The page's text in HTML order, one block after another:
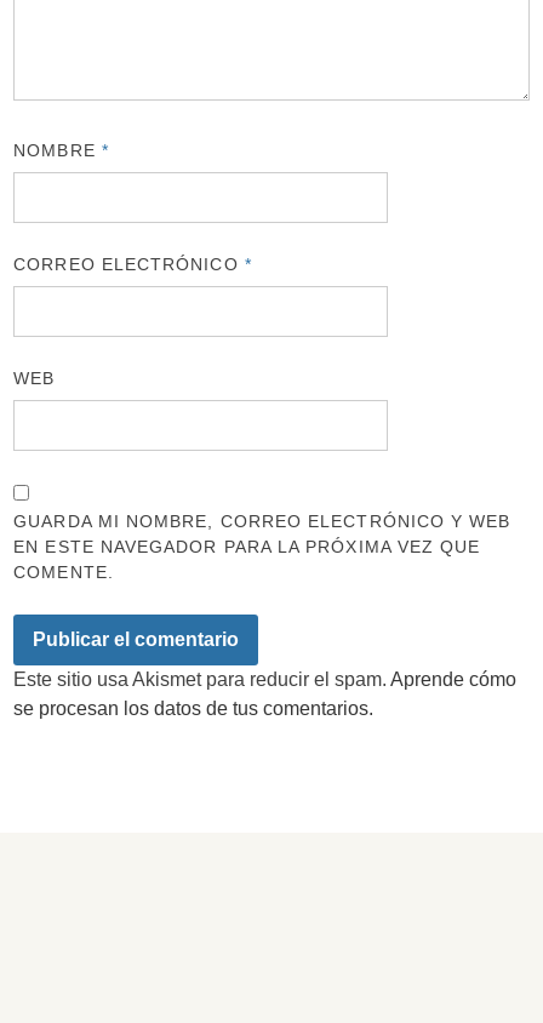
NOMBRE *
CORREO ELECTRÓNICO *
WEB
GUARDA MI NOMBRE, CORREO ELECTRÓNICO Y WEB
EN ESTE NAVEGADOR PARA LA PRÓXIMA VEZ QUE
COMENTE.
Este sitio usa Akismet para reducir el spam.Aprende cómo
se procesan los datos de tus comentarios.